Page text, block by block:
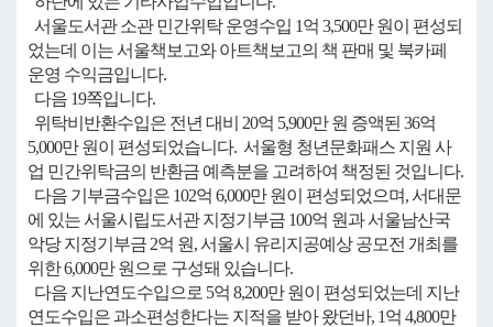
서울도서관 소관 민간위탁 운영수입 1억 3,500만 원이 편성되
었는데 이는 서울책보고와 아트책보고의 책 판매 및 북카페
운영 수익금입니다.
다음 19쪽입니다.
위탁비반환수입은 전년 대비 20억 5,900만 원 증액된 36억
5,000만 원이 편성되었습니다. 서울형 청년문화패스 지원 사
업 민간위탁금의 반환금 예측분을 고려하여 책정된 것입니다.
다음 기부금수입은 102억 6,000만 원이 편성되었으며, 서대문
에 있는 서울시립도서관 지정기부금 100억 원과 서울남산국
악당 지정기부금 2억 원, 서울시 유리지공예상 공모전 개최를
위한 6,000만 원으로 구성돼 있습니다.
다음 지난연도수입으로 5억 8,200만 원이 편성되었는데 지난
연도수입은 과소편성한다는 지적을 받아 왔던바, 1억 4,800만